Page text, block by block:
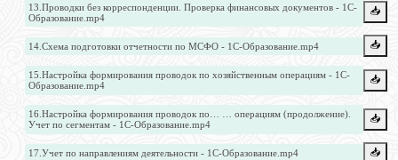
13.Проводки без корреспонденции. Проверка финансовых документов - 1С-
Образование.mp4
📥️
14.Схема подготовки отчетности по МСФО - 1С-Образование.mp4 📥️
15.Настройка формирования проводок по хозяйственным операциям - 1С-
Образование.mp4
📥️
16.Настройка формирования проводок по… … операциям (продолжение).
Учет по сегментам - 1С-Образование.mp4
📥️
17.Учет по направлениям деятельности - 1С-Образование.mp4 📥️